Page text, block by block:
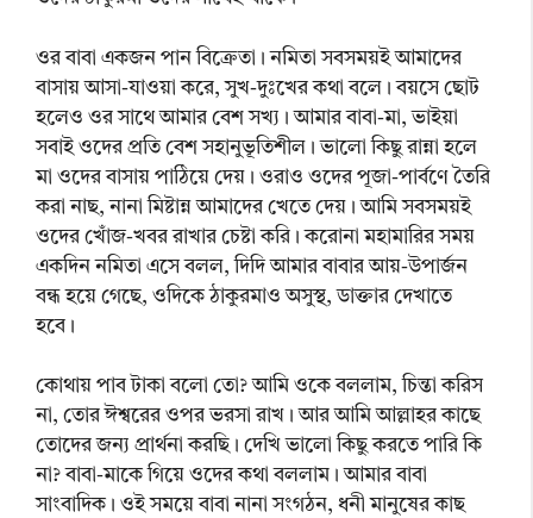
ওর বাবা একজন পান বিক্রেতা। নমিতা সবসময়ই আমাদের
বাসায় আসা-যাওয়া করে, সুখ-দুঃখের কথা বলে। বয়সে ছোট
হলেও ওর সাথে আমার বেশ সখ্য। আমার বাবা-মা, ভাইয়া
সবাই ওদের প্রতি বেশ সহানুভূতিশীল। ভালো কিছু রান্না হলে
মা ওদের বাসায় পাঠিয়ে দেয়। ওরাও ওদের পূজা-পার্বণে তৈরি
করা নাছ, নানা মিষ্টান্ন আমাদের খেতে দেয়। আমি সবসময়ই
ওদের খোঁজ-খবর রাখার চেষ্টা করি। করোনা মহামারির সময়
একদিন নমিতা এসে বলল, দিদি আমার বাবার আয়-উপার্জন
বন্ধ হয়ে গেছে, ওদিকে ঠাকুরমাও অসুস্থ, ডাক্তার দেখাতে
হবে।
কোথায় পাব টাকা বলো তো? আমি ওকে বললাম, চিন্তা করিস
না, তোর ঈশ্বরের ওপর ভরসা রাখ। আর আমি আল্লাহর কাছে
তোদের জন্য প্রার্থনা করছি। দেখি ভালো কিছু করতে পারি কি
না? বাবা-মাকে গিয়ে ওদের কথা বললাম। আমার বাবা
সাংবাদিক। ওই সময়ে বাবা নানা সংগঠন, ধনী মানুষের কাছ